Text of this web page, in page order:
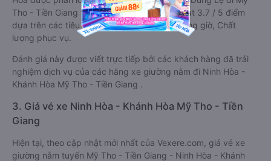
Tho - Tiền Giang từ Ninh Hòa - Khánh Hòa đạt 3.7 / 5 điểm
dựa trên các tiêu chí như: Chất lượng xe, Đúng giờ, Chất
lượng phục vụ.
Đánh giá này được viết trực tiếp bởi các khách hàng đã trải
nghiệm dịch vụ của các hãng xe giường nằm đi Ninh Hòa -
Khánh Hòa Mỹ Tho - Tiền Giang .
3. Giá vé xe Ninh Hòa - Khánh Hòa Mỹ Tho - Tiền
Giang
Hiện tại, theo cập nhật mới nhất của Vexere.com, giá vé xe
giường nằm tuyến Mỹ Tho - Tiền Giang - Ninh Hòa - Khánh